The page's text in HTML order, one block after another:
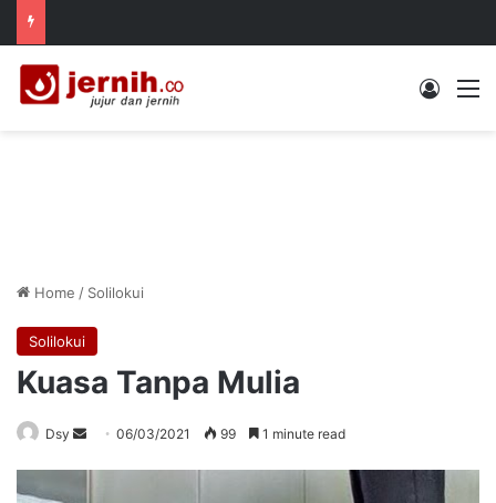
Log In
Home / Solilokui
Solilokui
Kuasa Tanpa Mulia
Dsy
Send06/03/2021 99 1 minute read